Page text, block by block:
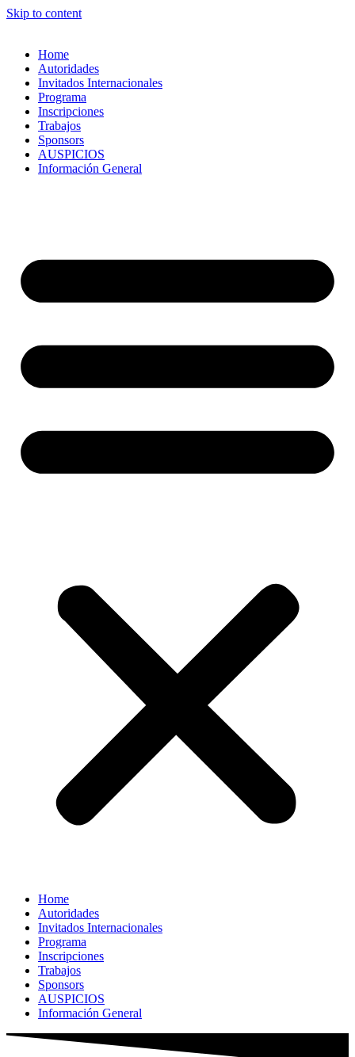
Skip to content
Home
Autoridades
Invitados Internacionales
Programa
Inscripciones
Trabajos
Sponsors
AUSPICIOS
Información General
Home
Autoridades
Invitados Internacionales
Programa
Inscripciones
Trabajos
Sponsors
AUSPICIOS
Información General